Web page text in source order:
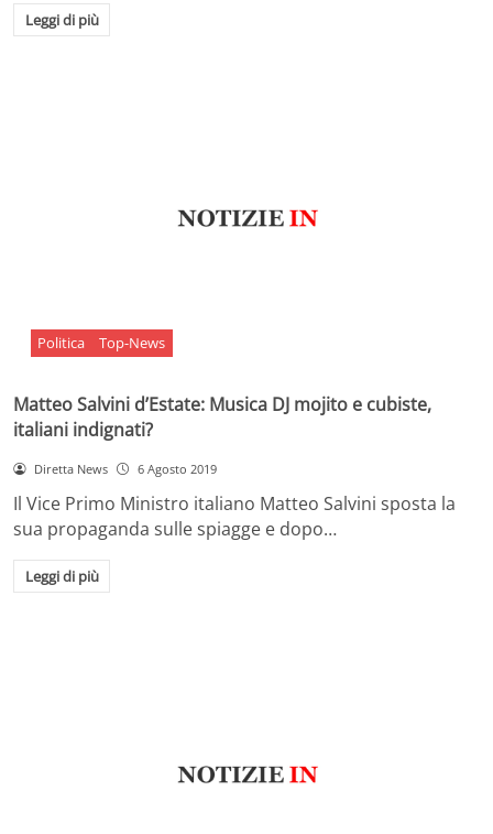
Leggi di più
Politica Top-News
Matteo Salvini d’Estate: Musica DJ mojito e cubiste,
italiani indignati?
Diretta News 6 Agosto 2019
Il Vice Primo Ministro italiano Matteo Salvini sposta la
sua propaganda sulle spiagge e dopo…
Leggi di più